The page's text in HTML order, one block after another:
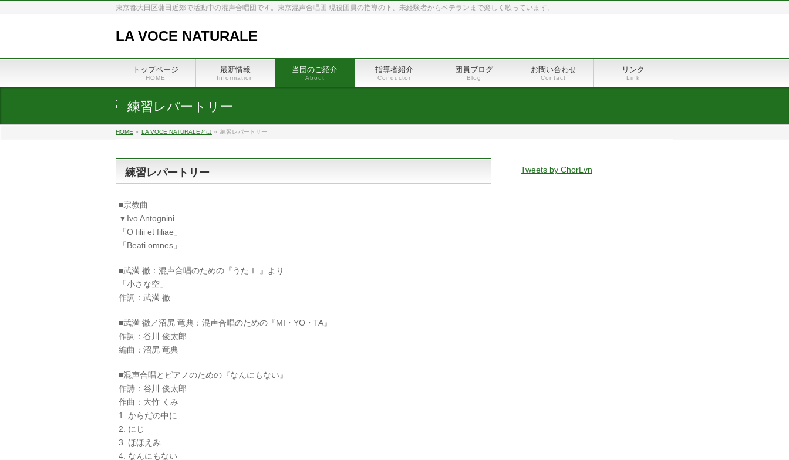
東京都大田区蒲田近郊で活動中の混声合唱団です。東京混声合唱団 現役団員の指導の下、未経験者からベテランまで楽しく歌っています。
LA VOCE NATURALE
トップページ
HOME
最新情報
Information
当団のご紹介
About
指導者紹介
Conductor
団員ブログ
Blog
お問い合わせ
Contact
リンク
Link
練習レパートリー
HOME » LA VOCE NATURALEとは » 練習レパートリー
練習レパートリー
■宗教曲
▼Ivo Antognini
「O filii et filiae」
「Beati omnes」
■武満 徹：混声合唱のための『うたⅠ 』より
「小さな空」
作詞：武満 徹
■武満 徹／沼尻 竜典：混声合唱のための『MI・YO・TA』
作詞：谷川 俊太郎
編曲：沼尻 竜典
■混声合唱とピアノのための『なんにもない』
作詩：谷川 俊太郎
作曲：大竹 くみ
1. からだの中に
2. にじ
3. ほほえみ
4. なんにもない
Tweets by ChorLvn